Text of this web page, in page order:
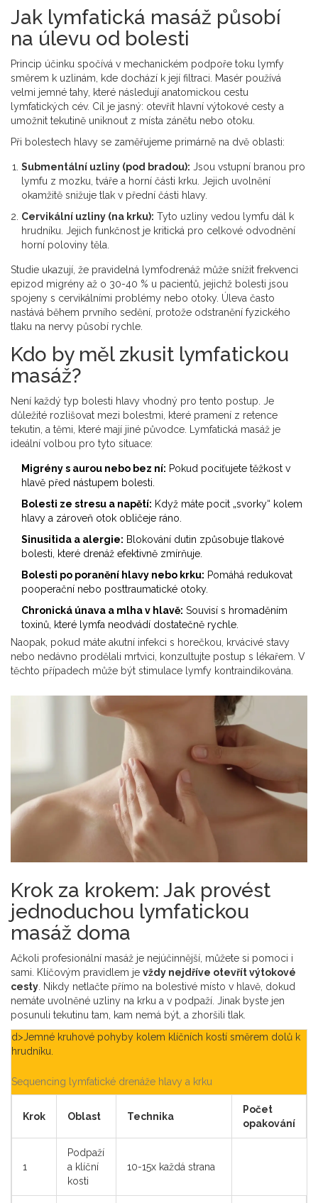
Jak lymfatická masáž působí
na úlevu od bolesti
Princip účinku spočívá v mechanickém podpoře toku lymfy
směrem k uzlinám, kde dochází k její filtraci. Masér používá
velmi jemné tahy, které následují anatomickou cestu
lymfatických cév. Cíl je jasný: otevřít hlavní výtokové cesty a
umožnit tekutině uniknout z místa zánětu nebo otoku.
Při bolestech hlavy se zaměřujeme primárně na dvě oblasti:
Submentální uzliny (pod bradou): Jsou vstupní branou pro
lymfu z mozku, tváře a horní části krku. Jejich uvolnění
okamžitě snižuje tlak v přední části hlavy.
Cervikální uzliny (na krku): Tyto uzliny vedou lymfu dál k
hrudníku. Jejich funkčnost je kritická pro celkové odvodnění
horní poloviny těla.
Studie ukazují, že pravidelná lymfodrenáž může snížit frekvenci
epizod migrény až o 30-40 % u pacientů, jejichž bolesti jsou
spojeny s cervikálními problémy nebo otoky. Úleva často
nastává během prvního sedění, protože odstranění fyzického
tlaku na nervy působí rychle.
Kdo by měl zkusit lymfatickou
masáž?
Není každý typ bolesti hlavy vhodný pro tento postup. Je
důležité rozlišovat mezi bolestmi, které pramení z retence
tekutin, a těmi, které mají jiné původce. Lymfatická masáž je
ideální volbou pro tyto situace:
Migrény s aurou nebo bez ní: Pokud pociťujete těžkost v
hlavě před nástupem bolesti.
Bolesti ze stresu a napětí: Když máte pocit „svorky“ kolem
hlavy a zároveň otok obličeje ráno.
Sinusitida a alergie: Blokování dutin způsobuje tlakové
bolesti, které drenáž efektivně zmírňuje.
Bolesti po poranění hlavy nebo krku: Pomáhá redukovat
pooperační nebo posttraumatické otoky.
Chronická únava a mlha v hlavě: Souvisí s hromaděním
toxinů, které lymfa neodvádí dostatečně rychle.
Naopak, pokud máte akutní infekci s horečkou, krvácivé stavy
nebo nedávno prodělali mrtvici, konzultujte postup s lékařem. V
těchto případech může být stimulace lymfy kontraindikována.
Krok za krokem: Jak provést
jednoduchou lymfatickou
masáž doma
Ačkoli profesionální masáž je nejúčinnější, můžete si pomoci i
sami. Klíčovým pravidlem je vždy nejdříve otevřít výtokové
cesty. Nikdy netlačte přímo na bolestivé místo v hlavě, dokud
nemáte uvolněné uzliny na krku a v podpaží. Jinak byste jen
posunuli tekutinu tam, kam nemá být, a zhoršili tlak.
d>Jemné kruhové pohyby kolem klíčních kostí směrem dolů k
hrudníku.
Sequencing lymfatické drenáže hlavy a krku
Krok Oblast Technika
Počet
opakování
1
Podpaží
a klíční
kosti
10-15x každá strana